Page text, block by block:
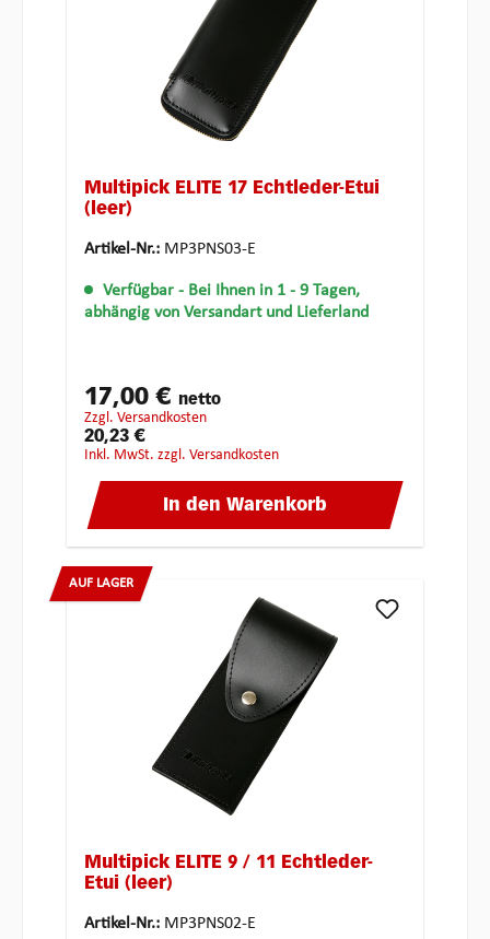
Multipick ELITE 17 Echtleder-Etui
(leer)
Artikel-Nr.: MP3PNS03-E
Verfügbar - Bei Ihnen in 1 - 9 Tagen,
abhängig von Versandart und Lieferland
17,00 € netto
zzgl. Versandkosten
20,23 €
inkl. MwSt. zzgl. Versandkosten
In den Warenkorb
AUF LAGER
Multipick ELITE 9 / 11 Echtleder-
Etui (leer)
Artikel-Nr.: MP3PNS02-E